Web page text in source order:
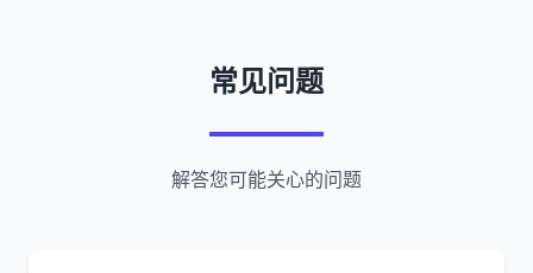
常见问题
解答您可能关心的问题